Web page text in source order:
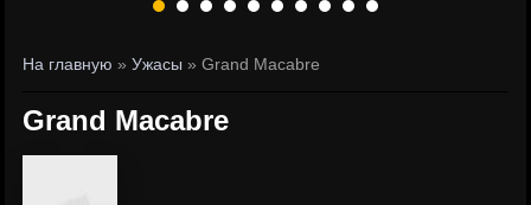
На главную »Ужасы » Grand Macabre
Grand Macabre